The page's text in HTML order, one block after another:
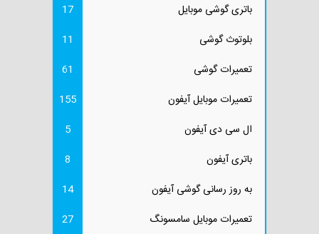
باتری گوشی موبایل
17
بلوتوث گوشی
11
تعمیرات گوشی
61
تعمیرات موبایل آیفون
155
ال سی دی آیفون
5
باتری آیفون
8
به روز رسانی گوشی آیفون
14
تعمیرات موبایل سامسونگ
27